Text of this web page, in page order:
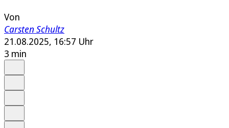
Von
Carsten Schultz
21.08.2025, 16:57 Uhr
3 min